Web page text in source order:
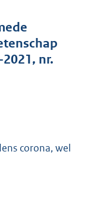
nr.
corona, wel